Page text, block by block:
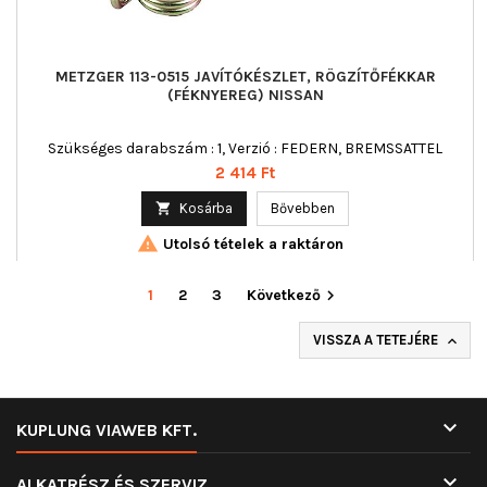
METZGER 113-0515 JAVÍTÓKÉSZLET, RÖGZÍTŐFÉKKAR
(FÉKNYEREG) NISSAN
Szükséges darabszám : 1, Verzió : FEDERN, BREMSSATTEL
Ár
2 414 Ft
 Kosárba Bővebben
 Utolsó tételek a raktáron
1 2 3 Következő
VISSZA A TETEJÉRE 
KUPLUNG VIAWEB KFT. 